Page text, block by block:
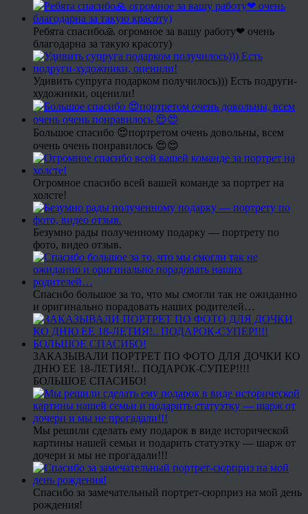
Ребята спасибо🙏 огромное за вашу работу❤ очень
благодарна за такую красоту)
Удивить супруга подарком получилось))) Есть подруги-
художники, оценили!
Большое спасибо 😍портретом очень довольны, всем
очень очень понравилось 😍😍
Огромное спасибо всей вашей команде за портрет на
холсте!
Безумно рады полученному подарку — портрету по
фото, видео отзыв.
Спасибо большое за то, что мы смогли так не ожиданно
и оригинально порадовать наших родителей…
ЗАКАЗЫВАЛИ ПОРТРЕТ ПО ФОТО ДЛЯ ДОЧКИ КО
ДНЮ ЕЕ 18-ЛЕТИЯ!.. ПОДАРОК-СУПЕР!!!!
БОЛЬШОЕ СПАСИБО!
Мы решили сделать ему подарок в виде исторической
картины нашей семьи и подарить статуэтку — шарж от
дочери и мы не прогадали!!!
Спасибо за замечательный портрет-сюрприз на мой день
рождения!